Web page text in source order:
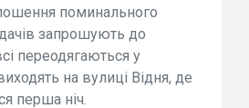
поминального
запрошують до
переодягаються у
на вулиці Відня, де
перша ніч.